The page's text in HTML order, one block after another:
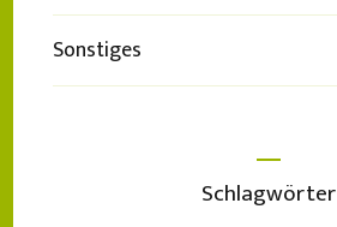
Sonstiges
Schlagwörter